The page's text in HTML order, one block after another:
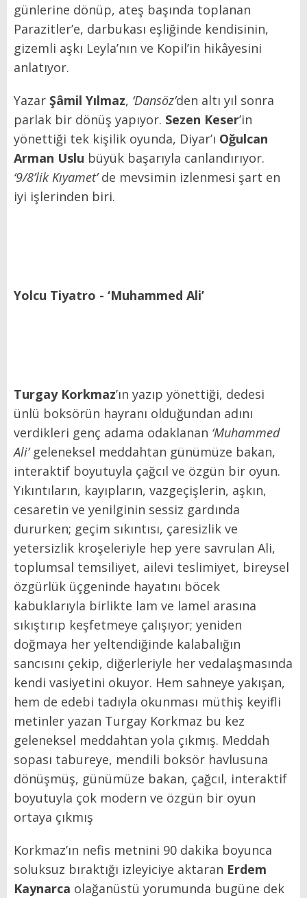
günlerine dönüp, ateş başında toplanan
Parazitler’e, darbukası eşliğinde kendisinin,
gizemli aşkı Leyla’nın ve Kopil’in hikâyesini
anlatıyor.
Yazar Şâmil Yılmaz, ‘Dansöz’den altı yıl sonra
parlak bir dönüş yapıyor. Sezen Keser’in
yönettiği tek kişilik oyunda, Diyar’ı Oğulcan
Arman Uslu büyük başarıyla canlandırıyor.
‘9/8’lik Kıyamet’ de mevsimin izlenmesi şart en
iyi işlerinden biri.
Yolcu Tiyatro - ‘Muhammed Ali’
Turgay Korkmaz’ın yazıp yönettiği, dedesi
ünlü boksörün hayranı olduğundan adını
verdikleri genç adama odaklanan ‘Muhammed
Ali’geleneksel meddahtan günümüze bakan,
interaktif boyutuyla çağcıl ve özgün bir oyun.
Yıkıntıların, kayıpların, vazgeçişlerin, aşkın,
cesaretin ve yenilginin sessiz gardında
dururken; geçim sıkıntısı, çaresizlik ve
yetersizlik kroşeleriyle hep yere savrulan Ali,
toplumsal temsiliyet, ailevi teslimiyet, bireysel
özgürlük üçgeninde hayatını böcek
kabuklarıyla birlikte lam ve lamel arasına
sıkıştırıp keşfetmeye çalışıyor; yeniden
doğmaya her yeltendiğinde kalabalığın
sancısını çekip, diğerleriyle her vedalaşmasında
kendi vasiyetini okuyor. Hem sahneye yakışan,
hem de edebi tadıyla okunması müthiş keyifli
metinler yazan Turgay Korkmaz bu kez
geleneksel meddahtan yola çıkmış. Meddah
sopası tabureye, mendili boksör havlusuna
dönüşmüş, günümüze bakan, çağcıl, interaktif
boyutuyla çok modern ve özgün bir oyun
ortaya çıkmış
Korkmaz’ın nefis metnini 90 dakika boyunca
soluksuz bıraktığı izleyiciye aktaran Erdem
Kaynarca olağanüstü yorumunda bugüne dek